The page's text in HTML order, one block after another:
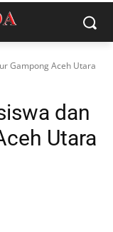
Gampong Aceh Utara
dan
Utara